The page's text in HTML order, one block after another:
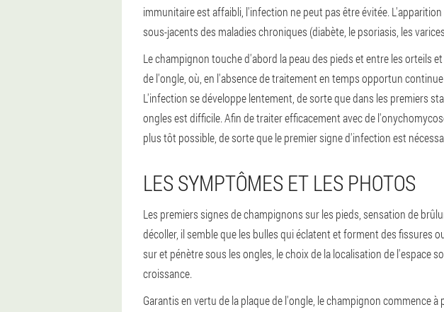
immunitaire est affaibli, l'infection ne peut pas être évitée.
sous-jacents des maladies chroniques (diabète, le psoriasis, les
Le champignon touche d'abord la peau des pieds et entre les orteils
de l'ongle, où, en l'absence de traitement en temps opportun
L'infection se développe lentement, de sorte que dans les premiers
ongles est difficile. Afin de traiter efficacement avec de
plus tôt possible, de sorte que le premier signe d'infection est
LES SYMPTÔMES ET LES PHOTOS
Les premiers signes de champignons sur les pieds, sensation de
décoller, il semble que les bulles qui éclatent et forment des fissures
sur et pénètre sous les ongles, le choix de la localisation de l'espace
croissance.
Garantis en vertu de la plaque de l'ongle, le champignon commence